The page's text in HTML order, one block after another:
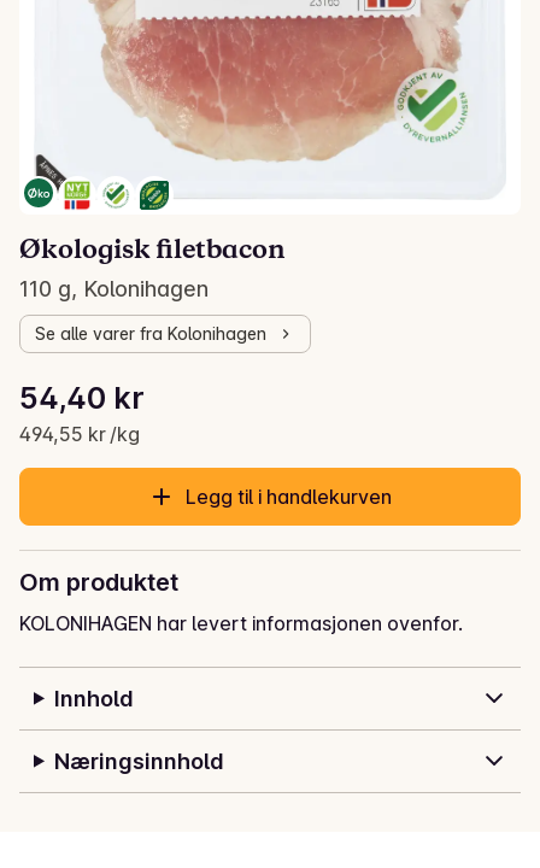
Økologisk filetbacon
110 g, Kolonihagen
Se alle varer fra Kolonihagen
Gjeldende pris er: 54,40 kr
54,40 kr
494,55 kr /kg
Stykkpris: 494,55 kr /kg
Legg til i handlekurven
Om produktet
KOLONIHAGEN har levert informasjonen ovenfor.
Innhold
Næringsinnhold